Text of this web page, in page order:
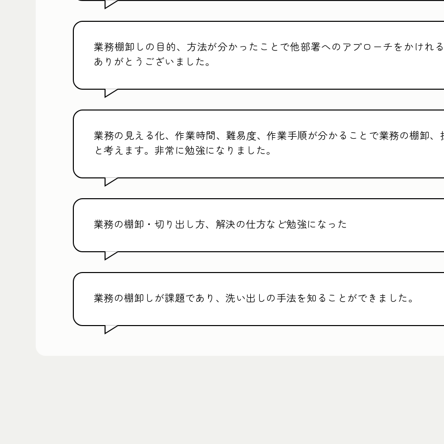
業務棚卸しの目的、方法が分かったことで他部署へのアプローチをかけれ
ありがとうございました。
業務の見える化、作業時間、難易度、作業手順が分かることで業務の棚卸
と考えます。非常に勉強になりました。
業務の棚卸・切り出し方、解決の仕方など勉強になった
業務の棚卸しが課題であり、洗い出しの手法を知ることができました。